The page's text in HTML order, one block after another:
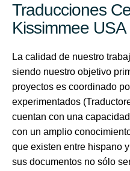
Traducciones
Kissimmee
La calidad de nuestro
siendo nuestro objetivo
proyectos es coordinado
experimentados
cuentan con una
con un amplio
que existen entre hispano
sus documentos no sólo